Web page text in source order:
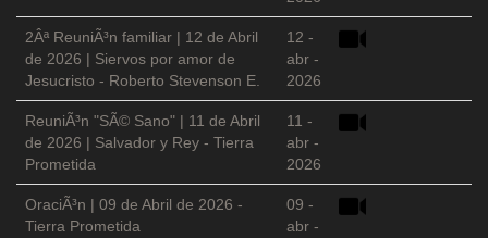
2Âª ReuniÃ³n familiar | 12 de Abril
de 2026 | Siervos por amor de
Jesucristo - Roberto Stevenson E.
12 -
abr -
2026
ReuniÃ³n "SÃ© Sano" | 11 de Abril
de 2026 | Salvador y Rey - Tierra
Prometida
11 -
abr -
2026
OraciÃ³n | 09 de Abril de 2026 -
Tierra Prometida
09 -
abr -